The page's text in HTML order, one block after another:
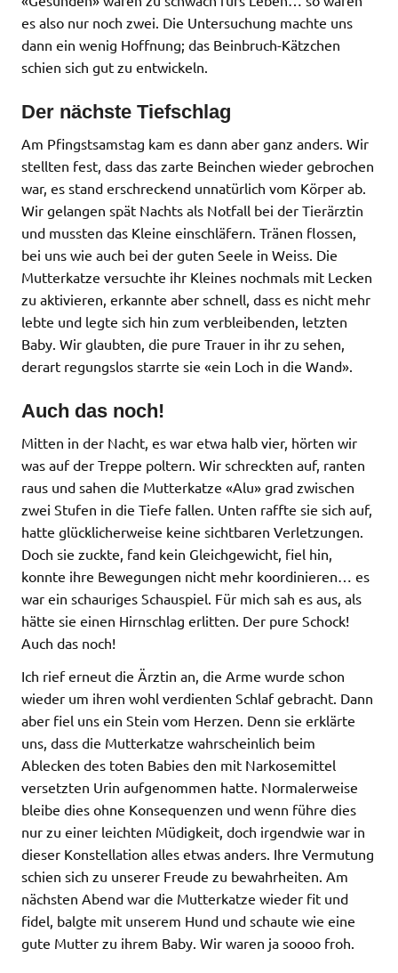
es also nur noch zwei. Die Untersuchung machte uns
dann ein wenig Hoffnung; das Beinbruch-Kätzchen
schien sich gut zu entwickeln.
Der nächste Tiefschlag
Am Pfingstsamstag kam es dann aber ganz anders. Wir
stellten fest, dass das zarte Beinchen wieder gebrochen
war, es stand erschreckend unnatürlich vom Körper ab.
Wir gelangen spät Nachts als Notfall bei der Tierärztin
und mussten das Kleine einschläfern. Tränen flossen,
bei uns wie auch bei der guten Seele in Weiss. Die
Mutterkatze versuchte ihr Kleines nochmals mit Lecken
zu aktivieren, erkannte aber schnell, dass es nicht mehr
lebte und legte sich hin zum verbleibenden, letzten
Baby. Wir glaubten, die pure Trauer in ihr zu sehen,
derart regungslos starrte sie «ein Loch in die Wand».
Auch das noch!
Mitten in der Nacht, es war etwa halb vier, hörten wir
was auf der Treppe poltern. Wir schreckten auf, ranten
raus und sahen die Mutterkatze «Alu» grad zwischen
zwei Stufen in die Tiefe fallen. Unten raffte sie sich auf,
hatte glücklicherweise keine sichtbaren Verletzungen.
Doch sie zuckte, fand kein Gleichgewicht, fiel hin,
konnte ihre Bewegungen nicht mehr koordinieren… es
war ein schauriges Schauspiel. Für mich sah es aus, als
hätte sie einen Hirnschlag erlitten. Der pure Schock!
Auch das noch!
Ich rief erneut die Ärztin an, die Arme wurde schon
wieder um ihren wohl verdienten Schlaf gebracht. Dann
aber fiel uns ein Stein vom Herzen. Denn sie erklärte
uns, dass die Mutterkatze wahrscheinlich beim
Ablecken des toten Babies den mit Narkosemittel
versetzten Urin aufgenommen hatte. Normalerweise
bleibe dies ohne Konsequenzen und wenn führe dies
nur zu einer leichten Müdigkeit, doch irgendwie war in
dieser Konstellation alles etwas anders. Ihre Vermutung
schien sich zu unserer Freude zu bewahrheiten. Am
nächsten Abend war die Mutterkatze wieder fit und
fidel, balgte mit unserem Hund und schaute wie eine
gute Mutter zu ihrem Baby. Wir waren ja soooo froh.